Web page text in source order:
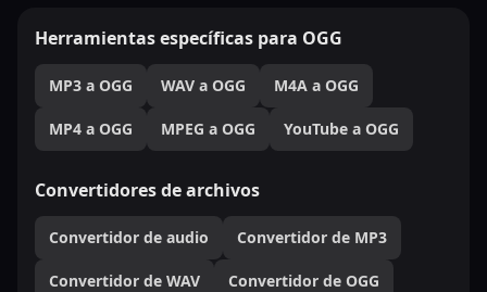
Herramientas específicas para OGG
MP3 a OGG WAV a OGG M4A a OGG
MP4 a OGG MPEG a OGG YouTube a OGG
Convertidores de archivos
Convertidor de audio Convertidor de MP3
Convertidor de WAV Convertidor de OGG